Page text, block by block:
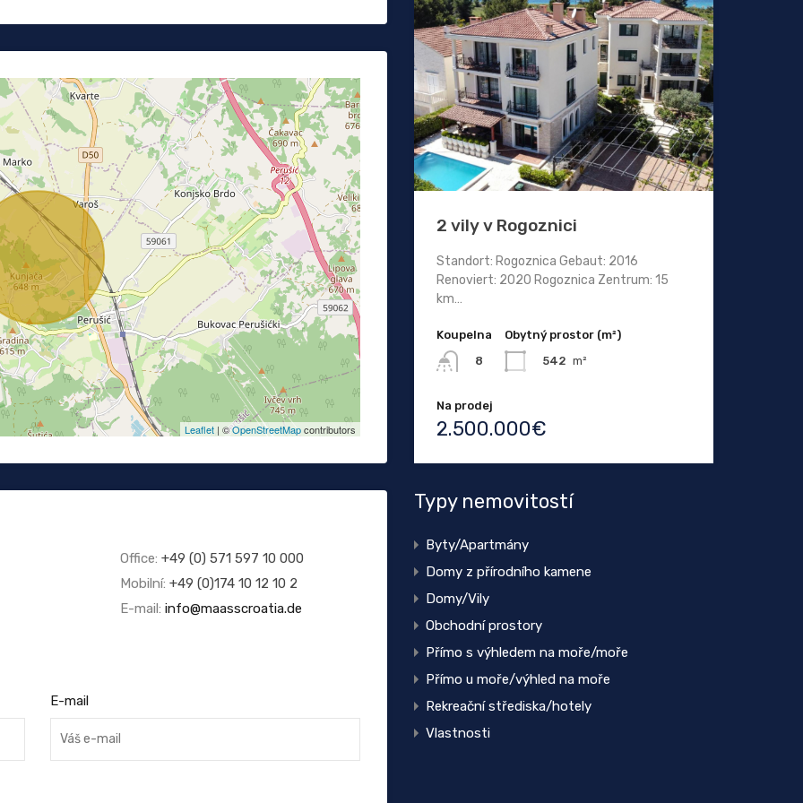
Leaflet| ©OpenStreetMapcontributors
Office: +49 (0) 571 597 10 000
Mobilní: +49 (0)174 10 12 10 2
E-mail: info@maasscroatia.de
E-mail
2 vily v Rogoznici
Standort: Rogoznica Gebaut: 2016
Renoviert: 2020 Rogoznica Zentrum: 15
km…
Koupelna
8
Obytný prostor (m²)
542 m²
Na prodej
2.500.000€
Typy nemovitostí
Byty/Apartmány
Domy z přírodního kamene
Domy/Vily
Obchodní prostory
Přímo s výhledem na moře/moře
Přímo u moře/výhled na moře
Rekreační střediska/hotely
Vlastnosti